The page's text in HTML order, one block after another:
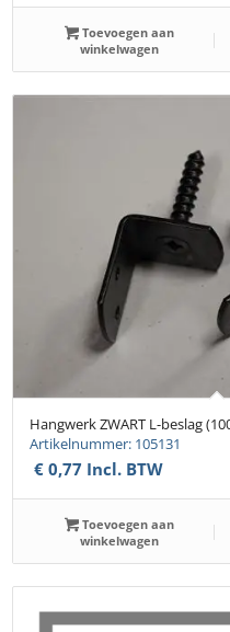
Toevoegen aan
winkelwagen
Hangwerk ZWART L-beslag
Artikelnummer: 105131
€ 0,77 Incl. BTW
Toevoegen aan
winkelwagen